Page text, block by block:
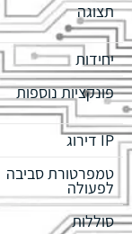
תצוגה
יחידות
פונקציות נוספות
דירוג IP
טמפרטורת סביבה
לפעולה
סוללות